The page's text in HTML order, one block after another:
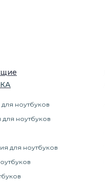
А
ноутбуков
для ноутбуков
для ноутбуков